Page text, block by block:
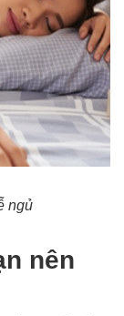
ngủ
nên